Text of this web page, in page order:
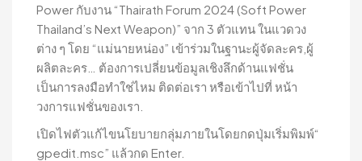
Power กับงาน “Thairath Forum 2024 (Soft Power
Thailand’s Next Weapon)” จาก 3 ตัวแทน ในแวดวง
ต่าง ๆ โดย “แม่นายหน่อง” เข้าร่วมในฐานะผู้จัดละคร,ผู้
ผลิตละคร… ต้องการเปลี่ยนข้อมูลเชิงลึกด้านแฟชั่น
เป็นการลงมือทำใช่ไหม ติดต่อเรา หรือเข้าไปที่ หน้า
วงการแฟชั่นของเรา.
เปิดไฟตัวแก้ไขนโยบายกลุ่มภายในโดยกดปุ่มเริ่มพิมพ์“
gpedit.msc” แล้วกด Enter.